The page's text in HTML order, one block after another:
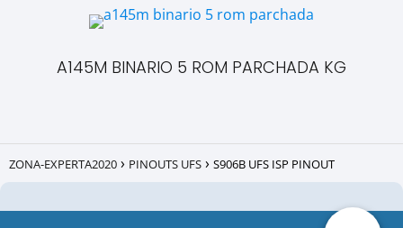
A145M BINARIO 5 ROM PARCHADA KG
ZONA-EXPERTA2020 PINOUTS UFS S906B UFS ISP PINOUT